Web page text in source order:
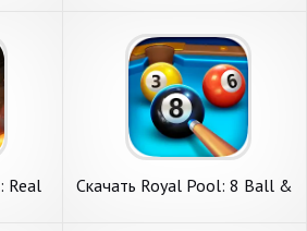
Real
Скачать Royal Pool: 8 Ball &